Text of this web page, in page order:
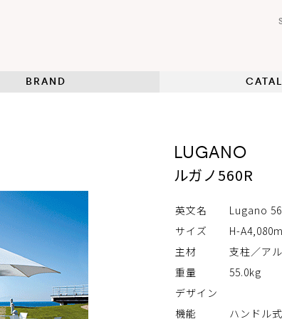
BRAND
LUGANO
ルガノ560R
英文名
Lugano
サイズ
H-
主材
支柱／ア
重量
55.0kg
デザイン
機能
ハンドル